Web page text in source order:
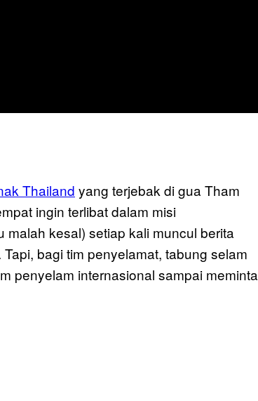
Thailand yang terjebak di gua Tham
ingin terlibat dalam misi
kesal) setiap kali muncul berita
bagi tim penyelamat, tabung selam
penyelam internasional sampai meminta